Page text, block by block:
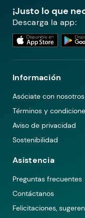
¡Justo lo que
Descarga la app:
Información
Asóciate con nosotros
Términos y
Aviso de privacidad
Sostenibilidad
Asistencia
Preguntas frecuentes
Contáctanos
Felicitaciones,